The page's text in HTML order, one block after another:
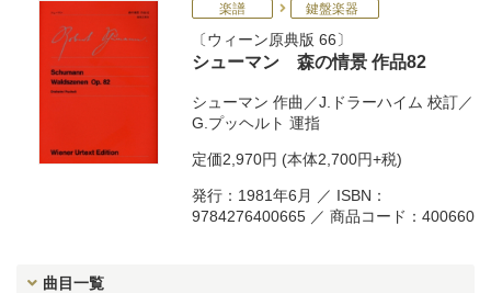
楽譜 鍵盤楽器
ウィーン原典版 66
シューマン 森の情景 作品82
シューマン 作曲／J.ドラーハイム 校訂／
G.プッヘルト 運指
定価2,970円 (本体2,700円+税)
発行：1981年6月 ／ ISBN：
9784276400665 ／ 商品コード：400660
曲目一覧